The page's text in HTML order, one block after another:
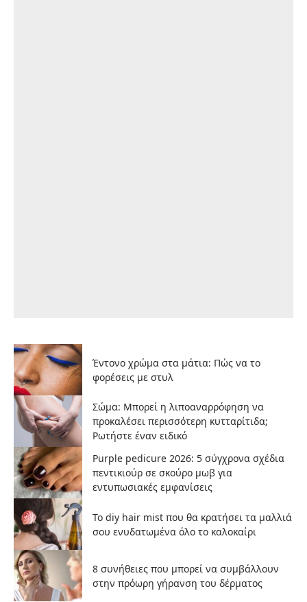
Έντονο χρώμα στα μάτια: Πώς να το
φορέσεις με στυλ
Σώμα: Μπορεί η λιποαναρρόφηση να
προκαλέσει περισσότερη κυτταρίτιδα;
Ρωτήστε έναν ειδικό
Purple pedicure 2026: 5 σύγχρονα σχέδια
πεντικιούρ σε σκούρο μωβ για
εντυπωσιακές εμφανίσεις
Το diy hair mist που θα κρατήσει τα μαλλιά
σου ενυδατωμένα όλο το καλοκαίρι
8 συνήθειες που μπορεί να συμβάλλουν
στην πρόωρη γήρανση του δέρματος